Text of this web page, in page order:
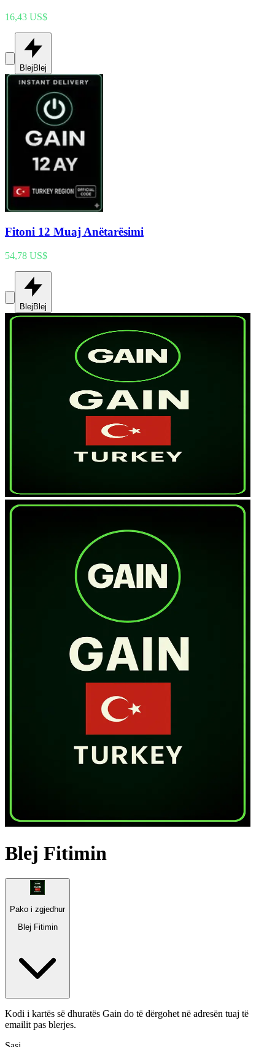
16,43 US$
BlejBlej
Fitoni 12 Muaj Anëtarësimi
54,78 US$
Blej Blej
Blej Fitimin
Pako i zgjedhur
Blej Fitimin
Kodi i kartës së dhuratës Gain do të dërgohet në adresën tuaj të
emailit pas blerjes.